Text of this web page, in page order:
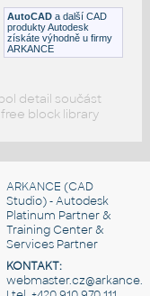
AutoCAD a další CAD
produkty Autodesk
získáte výhodně u firmy
ARKANCE
detail součást
block library
ARKANCE (CAD
Studio) - Autodesk
Platinum Partner &
Training Center &
Services Partner
KONTAKT: